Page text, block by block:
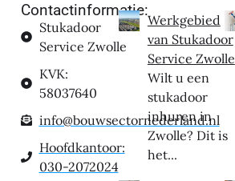
Contactinformatie:
Stukadoor
Service Zwolle
KVK:
58037640
info@bouwsectornederland.nl
Hoofdkantoor:
030-2072024
Werkgebied
van Stukadoor
Service Zwolle
Wilt u een
stukadoor
inhuren in
Zwolle? Dit is
het...